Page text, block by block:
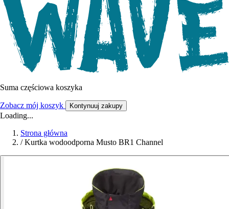
Suma częściowa koszyka
Zobacz mój koszyk Kontynuuj zakupy
Loading...
Strona główna
/ Kurtka wodoodporna Musto BR1 Channel